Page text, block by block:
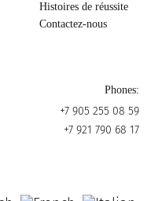
Histoires de réussite
Contactez-nous
Phones:
+7 905 255 08 59
+7 921 790 68 17